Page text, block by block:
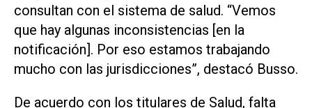
consultan con el sistema de salud. “Vemos
que hay algunas inconsistencias [en la
notificación]. Por eso estamos trabajando
mucho con las jurisdicciones”, destacó Busso.
De acuerdo con los titulares de Salud, falta